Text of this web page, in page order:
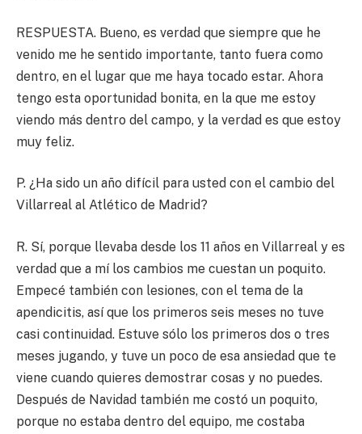
RESPUESTA. Bueno, es verdad que siempre que he
venido me he sentido importante, tanto fuera como
dentro, en el lugar que me haya tocado estar. Ahora
tengo esta oportunidad bonita, en la que me estoy
viendo más dentro del campo, y la verdad es que estoy
muy feliz.
P. ¿Ha sido un año difícil para usted con el cambio del
Villarreal al Atlético de Madrid?
R. Sí, porque llevaba desde los 11 años en Villarreal y es
verdad que a mí los cambios me cuestan un poquito.
Empecé también con lesiones, con el tema de la
apendicitis, así que los primeros seis meses no tuve
casi continuidad. Estuve sólo los primeros dos o tres
meses jugando, y tuve un poco de esa ansiedad que te
viene cuando quieres demostrar cosas y no puedes.
Después de Navidad también me costó un poquito,
porque no estaba dentro del equipo, me costaba